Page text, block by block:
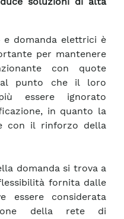
e domanda elettrici è
per mantenere
con quote
al punto che il loro
essere ignorato
in quanto la
con il rinforzo della
domanda si trova a
fornita dalle
essere considerata
della rete di